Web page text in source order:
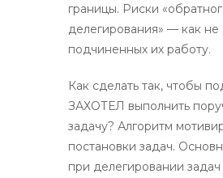
границы. Риски
делегирования» — как не
подчиненных их работу.
Как сделать так, чтобы
ЗАХОТЕЛ выполнить
задачу? Алгоритм
постановки задач.
при делегировании задач